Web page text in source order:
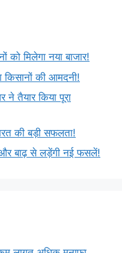
को मिलेगा नया बाजार!
किसानों की आमदनी!
ने तैयार किया पूरा
की बड़ी सफलता!
बाढ़ से लड़ेंगी नई फसलें!